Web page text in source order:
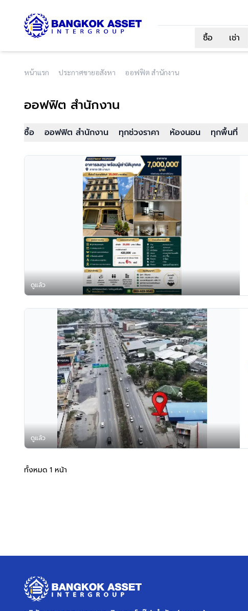
ซื้อ
เช่า
หน้าแรก ประกาศขายอสังหา ออฟฟิต สำนักงาน
ออฟฟิต สำนักงาน
ซื้อ ออฟฟิต สำนักงาน ทุกช่วงราคา ห้องนอน ทุกพื้นที่
ดูแล้ว
ดูแล้ว
ทั้งหมด 1 หน้า